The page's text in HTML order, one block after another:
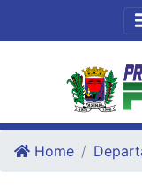
Ir para o fim do
Home